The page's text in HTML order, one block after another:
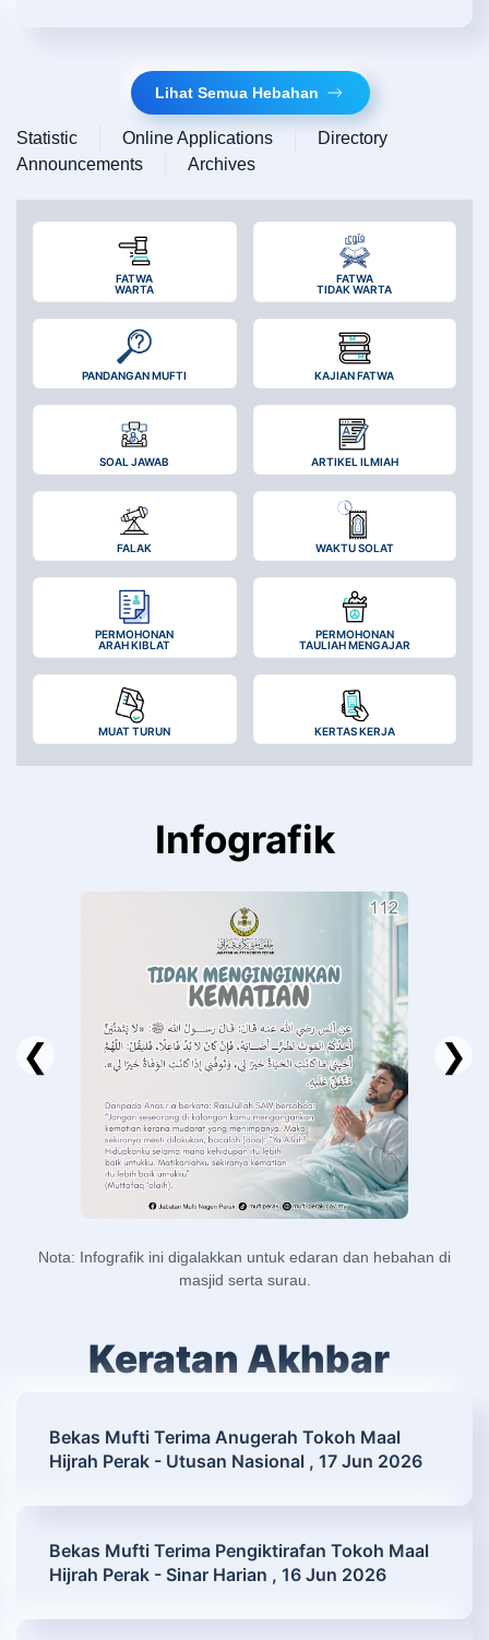
Lihat Semua Hebahan
Statistic Online Applications
Directory
Announcements
Archives
FATWA
WARTA
FATWA
TIDAK WARTA
PANDANGAN MUFTI KAJIAN FATWA
SOAL JAWAB ARTIKEL ILMIAH
FALAK WAKTU SOLAT
PERMOHONAN
ARAH KIBLAT
PERMOHONAN
TAULIAH MENGAJAR
MUAT TURUN KERTAS KERJA
Infografik
❮ ❯
Nota: Infografik ini digalakkan untuk edaran dan hebahan di
masjid serta surau.
Keratan Akhbar
Bekas Mufti Terima Anugerah Tokoh Maal
Hijrah Perak - Utusan Nasional , 17 Jun 2026
Bekas Mufti Terima Pengiktirafan Tokoh Maal
Hijrah Perak - Sinar Harian , 16 Jun 2026